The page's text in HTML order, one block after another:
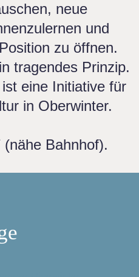
neue
und
zu öffnen.
tragendes Prinzip.
eine Initiative für
in Oberwinter.
Bahnhof).